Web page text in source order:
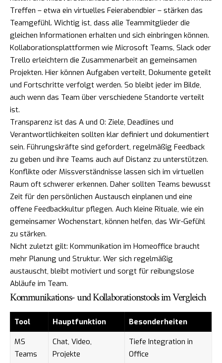
Treffen – etwa ein virtuelles Feierabendbier – stärken das
Teamgefühl. Wichtig ist, dass alle Teammitglieder die
gleichen Informationen erhalten und sich einbringen können.
Kollaborationsplattformen wie Microsoft Teams, Slack oder
Trello erleichtern die Zusammenarbeit an gemeinsamen
Projekten. Hier können Aufgaben verteilt, Dokumente geteilt
und Fortschritte verfolgt werden. So bleibt jeder im Bilde,
auch wenn das Team über verschiedene Standorte verteilt
ist.
Transparenz ist das A und O: Ziele, Deadlines und
Verantwortlichkeiten sollten klar definiert und dokumentiert
sein. Führungskräfte sind gefordert, regelmäßig Feedback
zu geben und ihre Teams auch auf Distanz zu unterstützen.
Konflikte oder Missverständnisse lassen sich im virtuellen
Raum oft schwerer erkennen. Daher sollten Teams bewusst
Zeit für den persönlichen Austausch einplanen und eine
offene Feedbackkultur pflegen. Auch kleine Rituale, wie ein
gemeinsamer Wochenstart, können helfen, das Wir-Gefühl
zu stärken.
Nicht zuletzt gilt: Kommunikation im Homeoffice braucht
mehr Planung und Struktur. Wer sich regelmäßig
austauscht, bleibt motiviert und sorgt für reibungslose
Abläufe im Team.
Kommunikations- und Kollaborationstools im Vergleich
Tool Hauptfunktion
Besonderheiten
MS
Teams
Chat, Video,
Projekte
Tiefe Integration in
Office